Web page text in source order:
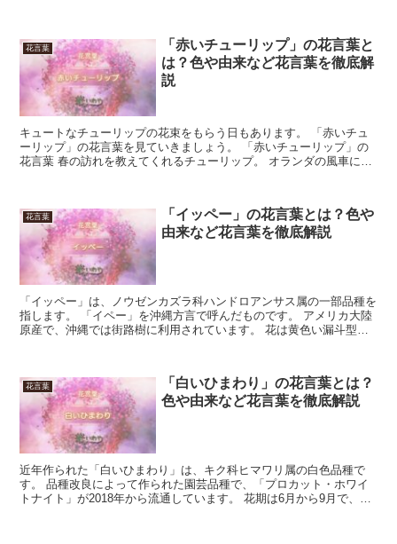
花言葉
「赤いチューリップ」の花言葉と
は？色や由来など花言葉を徹底解
説
キュートなチューリップの花束をもらう日もあります。 「赤いチュ
ーリップ」の花言葉を見ていきましょう。 「赤いチューリップ」の
花言葉 春の訪れを教えてくれるチューリップ。 オランダの風車に似
花言葉
「イッペー」の花言葉とは？色や
由来など花言葉を徹底解説
「イッペー」は、ノウゼンカズラ科ハンドロアンサス属の一部品種を
指します。 「イペー」を沖縄方言で呼んだものです。 アメリカ大陸
原産で、沖縄では街路樹に利用されています。 花は黄色い漏斗型で
花言葉
「白いひまわり」の花言葉とは？
色や由来など花言葉を徹底解説
近年作られた「白いひまわり」は、キク科ヒマワリ属の白色品種で
す。 品種改良によって作られた園芸品種で、「プロカット・ホワイ
トナイト」が2018年から流通しています。 花期は6月から9月で、種